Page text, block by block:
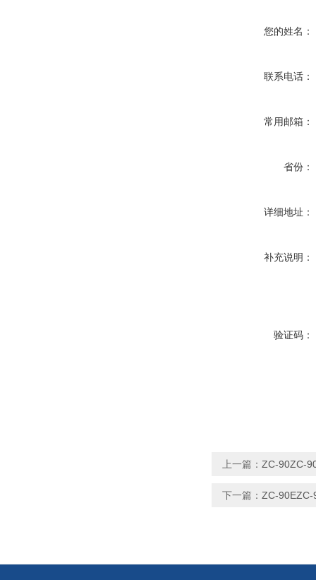
您的姓名：
联系电话：
常用邮箱：
省份：
详细地址：
补充说明：
验证码：
上一篇： ZC-90ZC-
下一篇： ZC-90EZC-